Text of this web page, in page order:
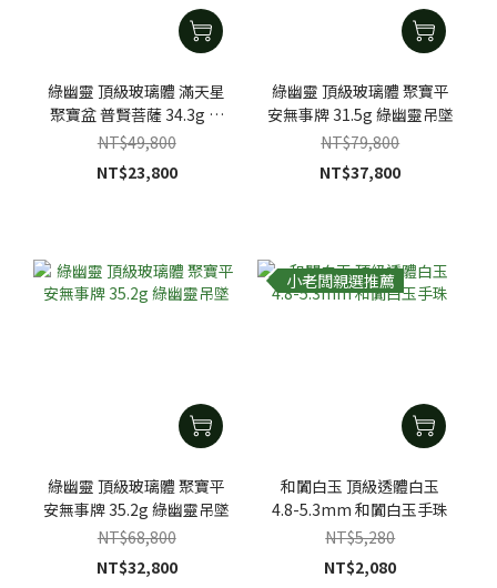
綠幽靈 頂級玻璃體 滿天星
聚寶盆 普賢菩薩 34.3g 綠
幽靈吊墜
NT$49,800
NT$23,800
綠幽靈 頂級玻璃體 聚寶平
安無事牌 31.5g 綠幽靈吊墜
NT$79,800
NT$37,800
綠幽靈 頂級玻璃體 聚寶平
安無事牌 35.2g 綠幽靈吊墜
NT$68,800
NT$32,800
小老闆親選推薦
和闐白玉 頂級透體白玉
4.8-5.3mm 和闐白玉手珠
NT$5,280
NT$2,080